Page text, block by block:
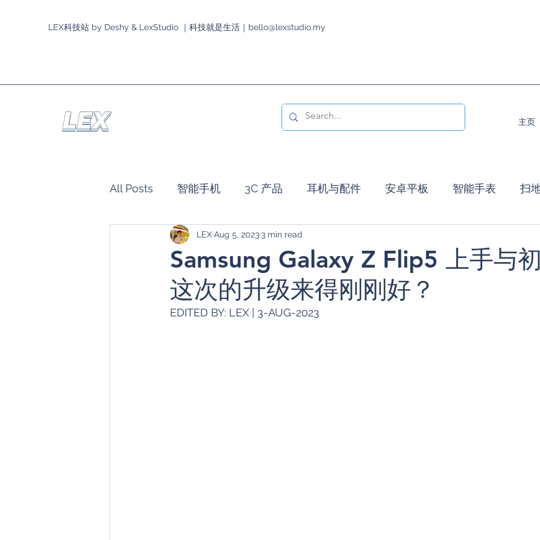
LEX科技站 by Deshy & LexStudio ｜科技就是生活｜ bello@lexstudio.my
主页
All Posts 智能手机 3C 产品 耳机与配件 安卓平板 智能手表 扫
LEX与它有约 HONOR 智能电视
HUAWEI 笔记本电脑 折叠手机 产品对比 摄影街拍
Samsung Galaxy Z Flip5 上手与
这次的升级来得刚刚好？
LEXAug 5, 2023 3 min read
EDITED BY: LEX | 3-AUG-2023